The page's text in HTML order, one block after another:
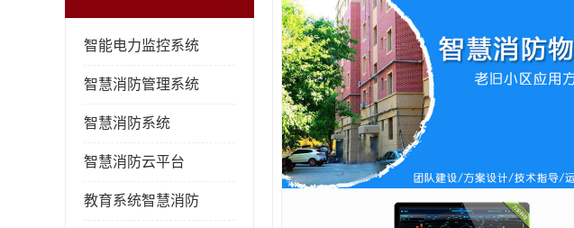
智能电力监控系统
智慧消防管理系统
智慧消防系统
智慧消防云平台
教育系统智慧消防